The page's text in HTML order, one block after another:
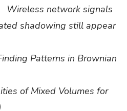
Wireless network signals
shadowing still appear
Patterns in Brownian
of Mixed Volumes for